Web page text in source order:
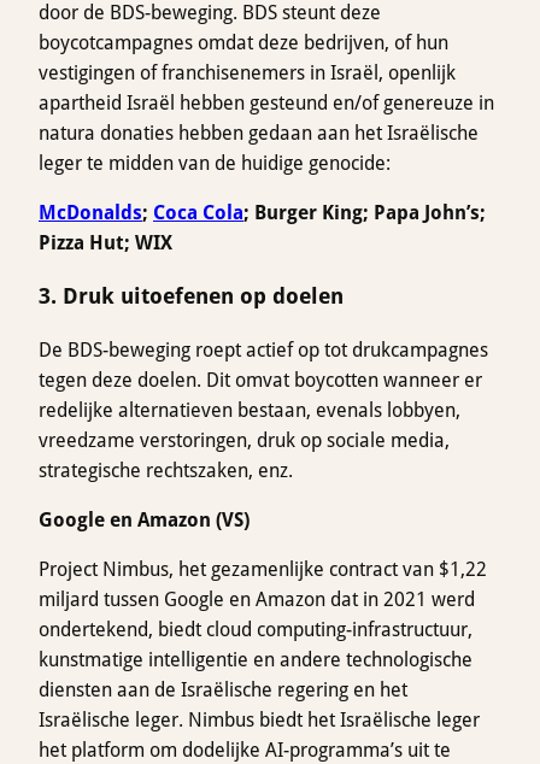
door de BDS-beweging. BDS steunt deze
boycotcampagnes omdat deze bedrijven, of hun
vestigingen of franchisenemers in Israël, openlijk
apartheid Israël hebben gesteund en/of genereuze in
natura donaties hebben gedaan aan het Israëlische
leger te midden van de huidige genocide:
McDonalds; Coca Cola; Burger King; Papa John’s;
Pizza Hut; WIX
3. Druk uitoefenen op doelen
De BDS-beweging roept actief op tot drukcampagnes
tegen deze doelen. Dit omvat boycotten wanneer er
redelijke alternatieven bestaan, evenals lobbyen,
vreedzame verstoringen, druk op sociale media,
strategische rechtszaken, enz.
Google en Amazon (VS)
Project Nimbus, het gezamenlijke contract van $1,22
miljard tussen Google en Amazon dat in 2021 werd
ondertekend, biedt cloud computing-infrastructuur,
kunstmatige intelligentie en andere technologische
diensten aan de Israëlische regering en het
Israëlische leger. Nimbus biedt het Israëlische leger
het platform om dodelijke AI-programma’s uit te